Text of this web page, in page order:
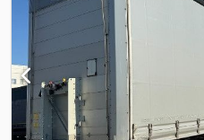
Lastik ölçüsü: 385/55 R22.5, DC
97 m³, 1. dingil: , 2. dingil: , 3. dingil:
koruma, Elektronik Fren Sistemi
Antispray. Web sitemizde
görünümünü bulabilirsiniz.
finansman çözümleri, tam
hizmetler sunuyoruz. Size kişisel